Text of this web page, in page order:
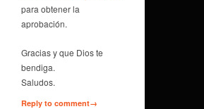
para obtener la
aprobación.
Gracias y que Dios te
bendiga.
Saludos.
Reply to comment→